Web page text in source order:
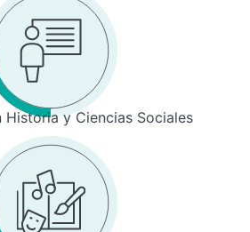
Historia y Ciencias Sociales